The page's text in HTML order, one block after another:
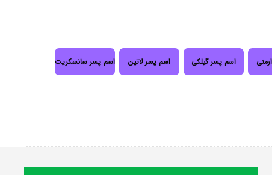
اسم پسر گیلکی اسم پسر لاتین اسم پسر سانسکریت